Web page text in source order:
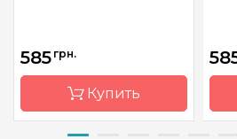
585 грн.
Купить